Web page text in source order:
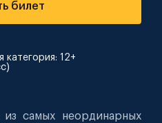
категория: 12+
самых неординарных
билет